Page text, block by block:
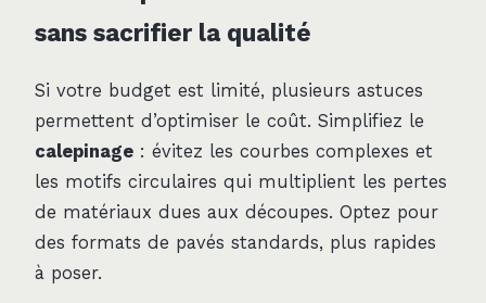
sans sacrifier la qualité
Si votre budget est limité, plusieurs astuces
permettent d’optimiser le coût. Simplifiez le
calepinage : évitez les courbes complexes et
les motifs circulaires qui multiplient les pertes
de matériaux dues aux découpes. Optez pour
des formats de pavés standards, plus rapides
à poser.